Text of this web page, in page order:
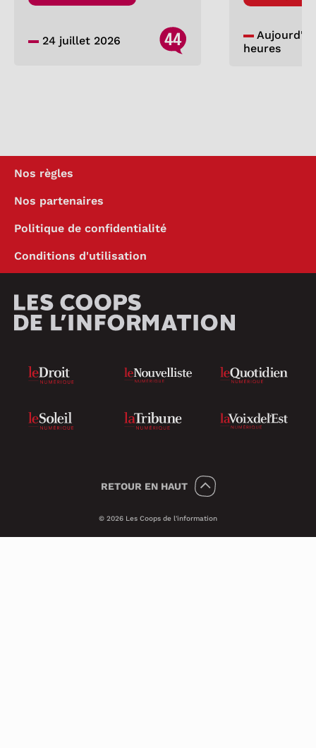
24 juillet 2026 44
heures
Nos règles
Nos partenaires
Politique de confidentialité
Conditions d'utilisation
RETOUR EN HAUT
© 2026 Les Coops de l'information